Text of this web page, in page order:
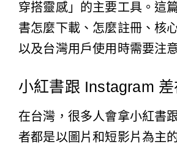
穿搭靈感」的主要工具。這
書怎麼下載、怎麼註冊、核
以及台灣用戶使用時需要注
小紅書跟 Instagram 差
在台灣，很多人會拿小紅書
者都是以圖片和短影片為主